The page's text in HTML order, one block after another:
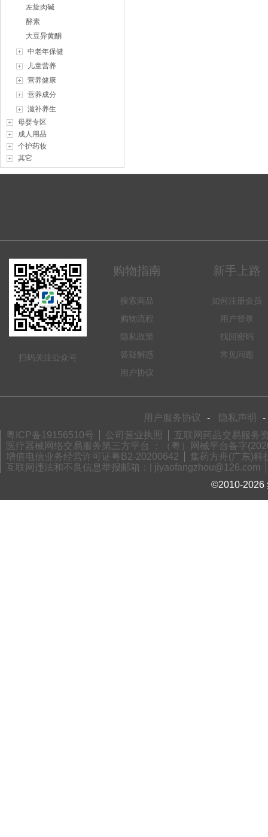
左旋肉碱
酵素
大豆异黄酮
中老年保健
儿童营养
营养健康
营养成分
滋补养生
母婴专区
成人用品
个护药妆
其它
扫码关注公众号
购物指南
搜索商品
购物流程
隐私政策
答疑解惑
用户协议
新手上路
如何注册会员
用户登录
找回密码
常见问题
用户服务协议 - 隐私声明
-
粤ICP备19156510号
公司营业执照
互联网药品交易服务
医疗器械网络交易服务第三方平台 ：（粤）网械平台备字
增值电信业务经营许可证粤B2-20200642
集药方舟(广东)科
互联网违法和不良信息举报邮箱：| jiyaofangzhou@126.com
©2010-2026